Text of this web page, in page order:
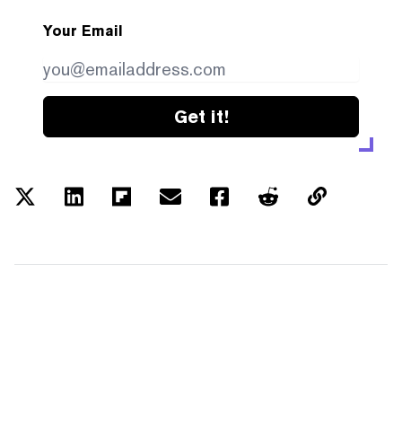
Your Email
Get it!